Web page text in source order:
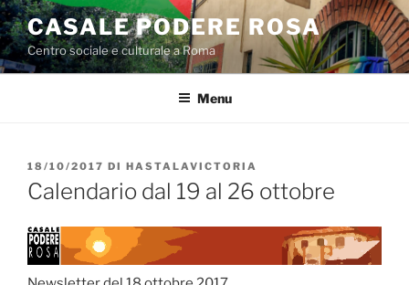
Salta
al
contenuto
CASALE PODERE ROSA
Centro sociale e culturale a Roma
Menu
PUBBLICATO
IL
18/10/2017 DI HASTALAVICTORIA
Calendario dal 19 al 26 ottobre